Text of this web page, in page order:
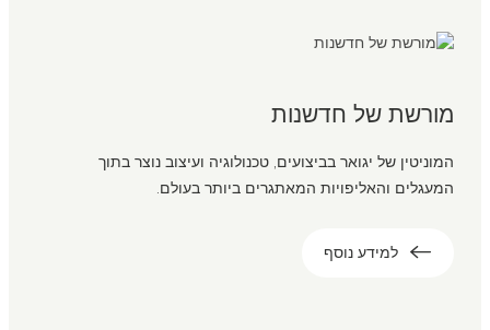
מורשת של חדשנות
המוניטין של יגואר בביצועים, טכנולוגיה ועיצוב נוצר בתוך
המעגלים והאליפויות המאתגרים ביותר בעולם.
למידע נוסף